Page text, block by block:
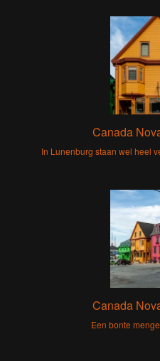
Canada
In Lunenburg staan wel heel
Canada
Een bonte